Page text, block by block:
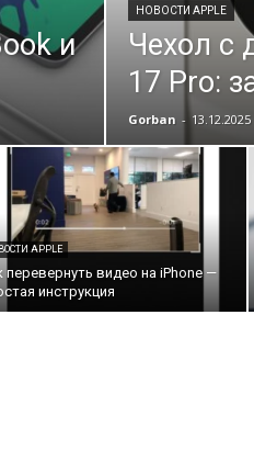
и
НОВОСТИ APPLE
Чехол с
17 Pro:
Gorban - 13.12.2025
APPLE
перевернуть видео на iPhone —
инструкция